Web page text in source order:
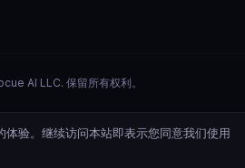
AI LLC. 保留所有权利。
验。继续访问本站即表示您同意我们使用